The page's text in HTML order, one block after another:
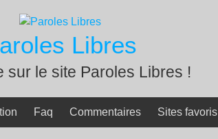
Libres
sur le site Paroles Libres !
Faq Commentaires Sites favoris